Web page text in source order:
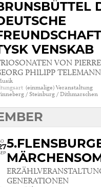
VENSKAB
VON
PHILIPP TELEMANN
(einmalige) Veranstaltung
/ Steinburg / Dithmarschen
GENERATIONEN